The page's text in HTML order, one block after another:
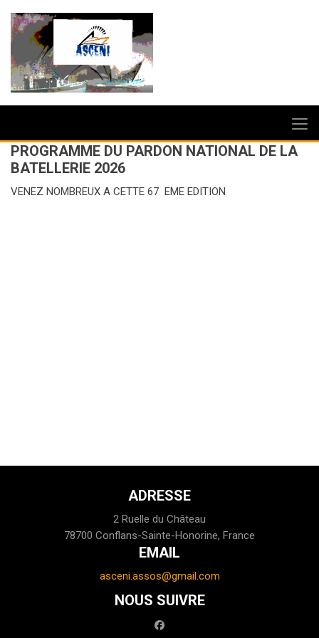
PROGRAMME DU PARDON NATIONAL DE LA
BATELLERIE 2026
VENEZ NOMBREUX A CETTE 67 EME EDITION
ADRESSE
2 Ruelle du Château
78700 Conflans-Sainte-Honorine, France
EMAIL
asceni.assos@gmail.com
NOUS SUIVRE
facebook